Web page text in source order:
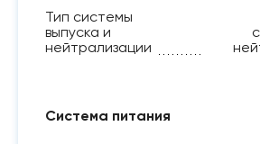
Тип системы
выпуска и
нейтрализации
Система питания